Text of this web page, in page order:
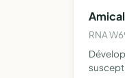
RNA